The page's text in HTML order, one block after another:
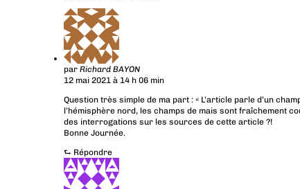
par Richard BAYON
12 mai 2021 à 14 h 06 min
Question très simple de ma part : « L’article parle d’un
l’hémisphère nord, les champs de mais sont fraîchement
des interrogations sur les sources de cette article ?!
Bonne Journée.
⮑ Répondre